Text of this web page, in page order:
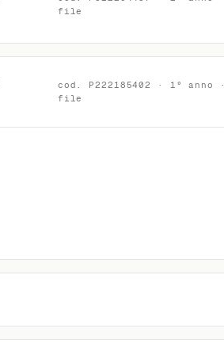
file
cod. P222185402 · 1° anno
file